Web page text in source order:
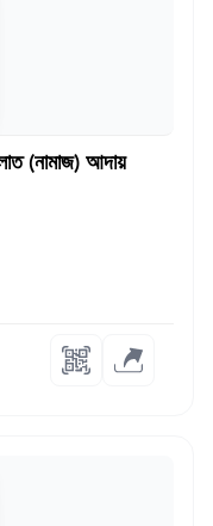
(নামাজ) আদায়